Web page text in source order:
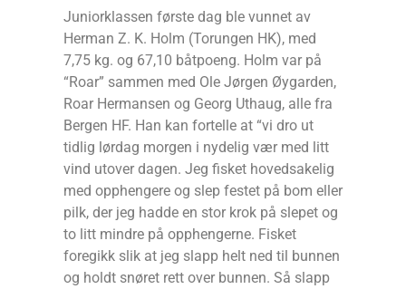
Juniorklassen første dag ble vunnet av
Herman Z. K. Holm (Torungen HK), med
7,75 kg. og 67,10 båtpoeng. Holm var på
“Roar” sammen med Ole Jørgen Øygarden,
Roar Hermansen og Georg Uthaug, alle fra
Bergen HF. Han kan fortelle at “vi dro ut
tidlig lørdag morgen i nydelig vær med litt
vind utover dagen. Jeg fisket hovedsakelig
med opphengere og slep festet på bom eller
pilk, der jeg hadde en stor krok på slepet og
to litt mindre på opphengerne. Fisket
foregikk slik at jeg slapp helt ned til bunnen
og holdt snøret rett over bunnen. Så slapp